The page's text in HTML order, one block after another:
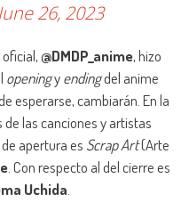
June 26, 2023
oficial,@DMDP_anime, hizo
openingyendingdel anime
esperarse, cambiarán. En la
las canciones y artistas
apertura es Scrap Art(Arte
. Con respecto al del cierre es
Uchida